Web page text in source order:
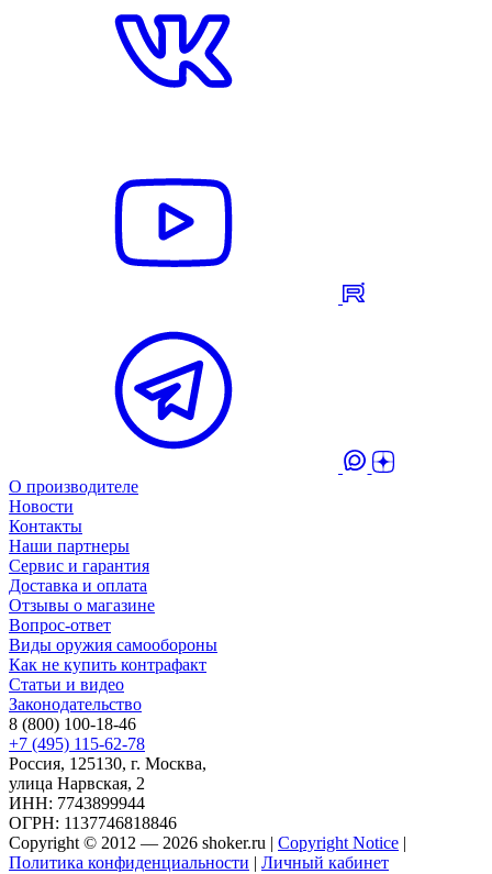
О производителе
Новости
Контакты
Наши партнеры
Сервис и гарантия
Доставка и оплата
Отзывы о магазине
Вопрос-ответ
Виды оружия самообороны
Как не купить контрафакт
Статьи и видео
Законодательство
8 (800) 100-18-46
+7 (495) 115-62-78
Россия, 125130, г. Москва,
улица Нарвская, 2
ИНН: 7743899944
ОГРН: 1137746818846
Copyright © 2012 — 2026 shoker.ru | Copyright Notice |
Политика конфиденциальности | Личный кабинет